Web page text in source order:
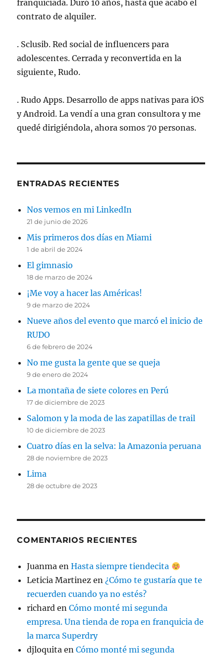
franquiciada. Duró 10 años, hasta que acabó el
contrato de alquiler.
. Sclusib. Red social de influencers para
adolescentes. Cerrada y reconvertida en la
siguiente, Rudo.
. Rudo Apps. Desarrollo de apps nativas para iOS
y Android. La vendí a una gran consultora y me
quedé dirigiéndola, ahora somos 70 personas.
ENTRADAS RECIENTES
Nos vemos en mi LinkedIn
21 de junio de 2026
Mis primeros dos días en Miami
1 de abril de 2024
El gimnasio
18 de marzo de 2024
¡Me voy a hacer las Américas!
9 de marzo de 2024
Nueve años del evento que marcó el inicio de
RUDO
6 de febrero de 2024
No me gusta la gente que se queja
9 de enero de 2024
La montaña de siete colores en Perú
17 de diciembre de 2023
Salomon y la moda de las zapatillas de trail
10 de diciembre de 2023
Cuatro días en la selva: la Amazonia peruana
28 de noviembre de 2023
Lima
28 de octubre de 2023
COMENTARIOS RECIENTES
Juanma enHasta siempre tiendecita
Leticia Martinez en¿Cómo te gustaría que te
recuerden cuando ya no estés?
richard enCómo monté mi segunda
empresa. Una tienda de ropa en franquicia de
la marca Superdry
djloquita enCómo monté mi segunda